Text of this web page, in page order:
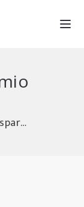
tratto da www.elco-risparmioenergetico.it Per ridurre gli …